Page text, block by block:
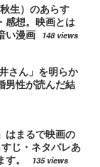
生）のあらす
感想。映画とは
い漫画
148 views
さん」を明らか
男性が読んだ結
はまるで映画の
じ・ネタバレあ
。
135 views